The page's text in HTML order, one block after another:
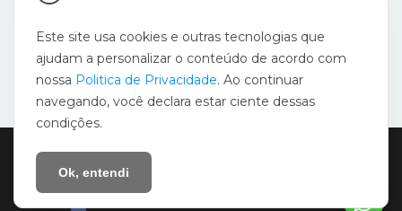
Copyright Silvia Augusta França - KasaFlor - 22728371000127 - 2026.
Este site usa cookies e outras tecnologias que
ajudam a personalizar o conteúdo de acordo com
nossa Politica de Privacidade. Ao continuar
navegando, você declara estar ciente dessas
condições.
Ok, entendi